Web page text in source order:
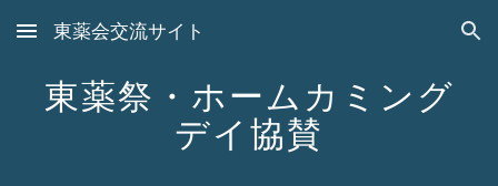
Skip to main content Skip to navigation
東薬会交流サイト
東薬祭・ホームカミング
デイ協賛